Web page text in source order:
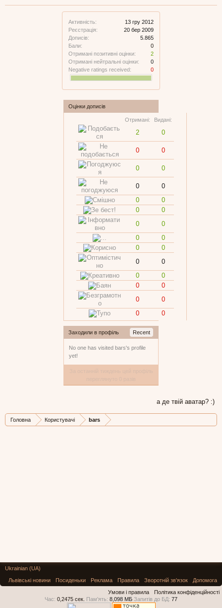
Активність:
13 гру 2012
Реєстрація:
20 бер 2009
Дописів:
5.865
Бали:
0
Отримані позитивні оцінки:
2
Отримані нейтральні оцінки:
0
Negative ratings received:
0
Оцінки дописів
Отримані: Видані:
2 0
0 0
0 0
0
0
0
0
0
0
0
0
0
0
0
0
0
0
0
0
0
0
0
0
0
0
Заходили в профіль Recent
No one has visited bars's profile
yet!
а де твій аватар? :)
Головна Користувачі bars
Ukrainian (UA)
Львівські новини
Посиденьки Реклама Правила Зворотній зв'язок
Допомога
Умови і правила
Політика конфіденційності
Час: 0,2475 сек. Пам'ять: 8,098 МБ Запитів до БД: 77